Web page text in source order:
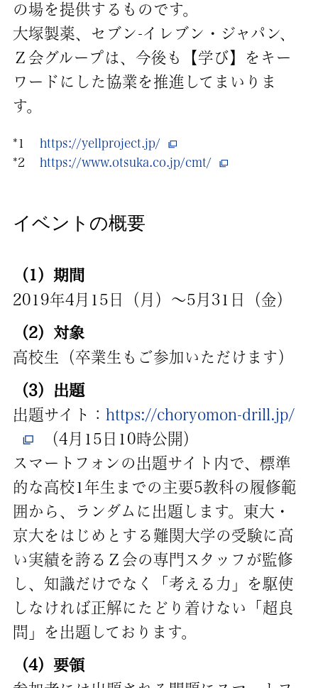
の場を提供するものです。
大塚製薬、セブン‐イレブン・ジャパン、
Ｚ会グループは、今後も【学び】をキー
ワードにした協業を推進してまいりま
す。
*1
https://yellproject.jp/
*2
https://www.otsuka.co.jp/cmt/
イベントの概要
（1）期間
2019年4月15日（月）～5月31日（金）
（2）対象
高校生（卒業生もご参加いただけます）
（3）出題
出題サイト： https://choryomon-drill.jp/
（4月15日10時公開）
スマートフォンの出題サイト内で、標準
的な高校1年生までの主要5教科の履修範
囲から、ランダムに出題します。東大・
京大をはじめとする難関大学の受験に高
い実績を誇るＺ会の専門スタッフが監修
し、知識だけでなく「考える力」を駆使
しなければ正解にたどり着けない「超良
問」を出題しております。
（4）要領